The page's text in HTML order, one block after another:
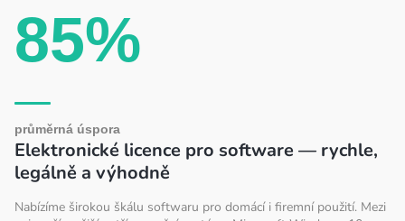
85%
průměrná úspora
Elektronické licence pro software — rychle,
legálně a výhodně
Nabízíme širokou škálu softwaru pro domácí i firemní použití. Mezi